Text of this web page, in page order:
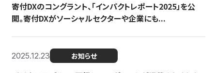
寄付DXのコングラント、「インパクトレポート2025」を公
開。寄付DXがソーシャルセクターや企業にも...
2025.12.23 お知らせ